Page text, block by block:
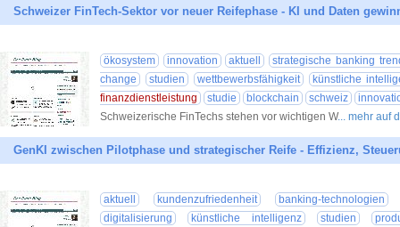
Schweizer FinTech-Sektor vor neuer Reifephase - KI und Daten
ökosystem innovation aktuell
strategische banking
change
studien wettbewerbsfähigkeit
künstliche
finanzdienstleistung
studie blockchain schweiz
Schweizerische FinTechs stehen vor wichtigen W... mehr auf
GenKI zwischen Pilotphase und strategischer Reife - Effizienz,
aktuell kundenzufriedenheit
banking-technologien
digitalisierung
künstliche intelligenz studien